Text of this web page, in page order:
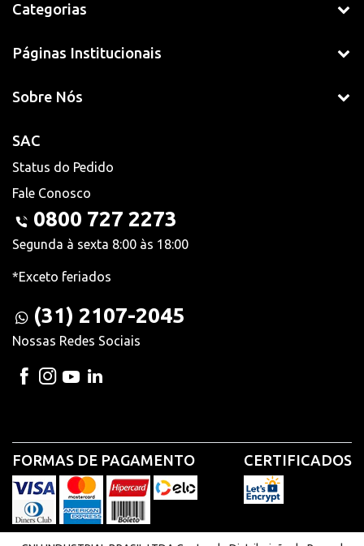
Categorias
Páginas Institucionais
Sobre Nós
SAC
Status do Pedido
Fale Conosco
0800 727 2273
Segunda à sexta 8:00 às 18:00
*Exceto feriados
(31) 2107-2045
Nossas Redes Sociais
FORMAS DE PAGAMENTO CERTIFICADOS